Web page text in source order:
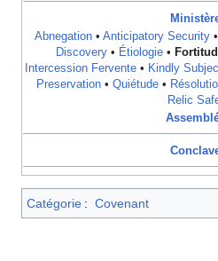
Abnegation• Anticipatory Security•
Discovery • Étiologie •
Intercession Fervente • Kindly
Preservation • Quiétude •
Relic
Catégorie : Covenant